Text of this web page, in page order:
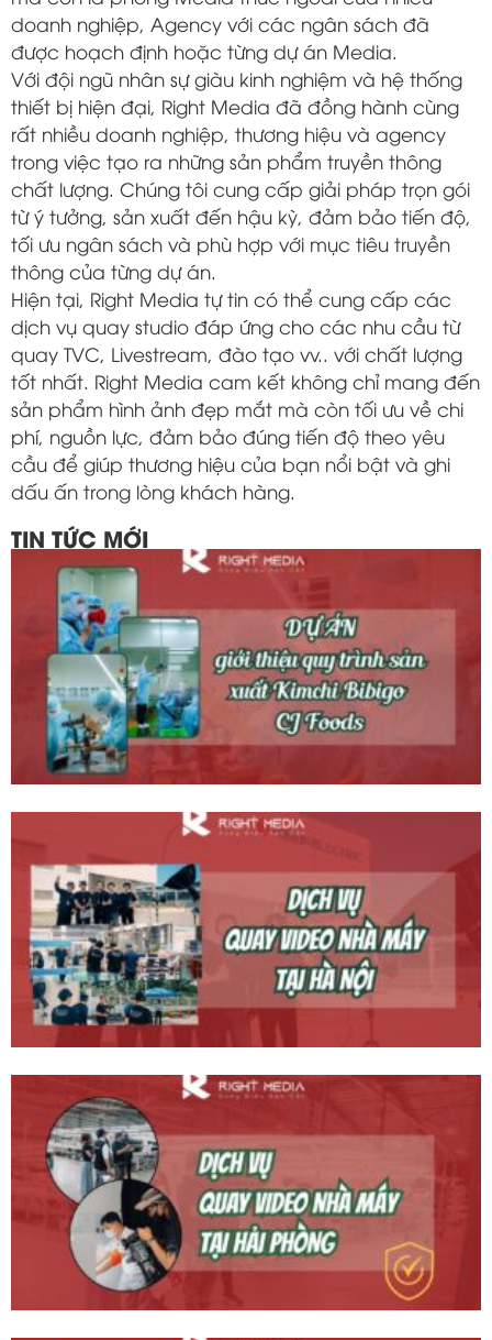
doanh nghiệp, Agency với các ngân sách đã
được hoạch định hoặc từng dự án Media.
Với đội ngũ nhân sự giàu kinh nghiệm và hệ thống
thiết bị hiện đại, Right Media đã đồng hành cùng
rất nhiều doanh nghiệp, thương hiệu và agency
trong việc tạo ra những sản phẩm truyền thông
chất lượng. Chúng tôi cung cấp giải pháp trọn gói
từ ý tưởng, sản xuất đến hậu kỳ, đảm bảo tiến độ,
tối ưu ngân sách và phù hợp với mục tiêu truyền
thông của từng dự án.
Hiện tại, Right Media tự tin có thể cung cấp các
dịch vụ quay studio đáp ứng cho các nhu cầu từ
quay TVC, Livestream, đào tạo vv.. với chất lượng
tốt nhất. Right Media cam kết không chỉ mang đến
sản phẩm hình ảnh đẹp mắt mà còn tối ưu về chi
phí, nguồn lực, đảm bảo đúng tiến độ theo yêu
cầu để giúp thương hiệu của bạn nổi bật và ghi
dấu ấn trong lòng khách hàng.
TIN TỨC MỚI